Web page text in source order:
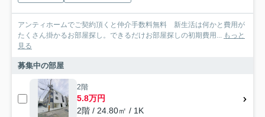
アンティホームでご契約頂くと仲介手数料無料 新生活は何かと費用が
たくさん掛かるお部屋探し。できるだけお部屋探しの初期費用...
もっと
見る
募集中の部屋
2階
5.8万円
2階 / 24.80㎡ / 1K